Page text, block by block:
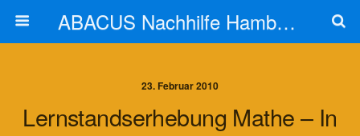
ABACUS Nachhilfe Hamburg
23. Februar 2010
Lernstandserhebung Mathe – In